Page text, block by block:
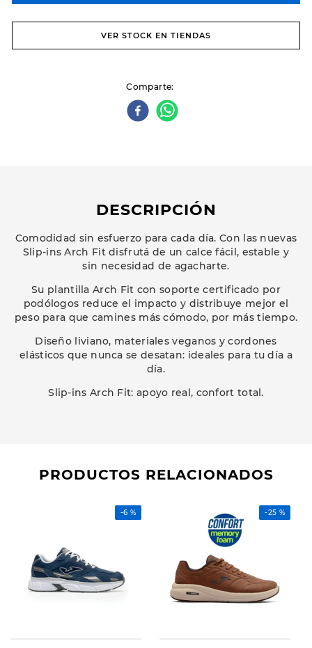
VER STOCK EN TIENDAS
Comparte
DESCRIPCIÓN
Comodidad sin esfuerzo para cada día. Con las nuevas
Slip-ins Arch Fit disfrutá de un calce fácil, estable y
sin necesidad de agacharte.
Su plantilla Arch Fit con soporte certificado por
podólogos reduce el impacto y distribuye mejor el
peso para que camines más cómodo, por más tiempo.
Diseño liviano, materiales veganos y cordones
elásticos que nunca se desatan: ideales para tu día a
día.
Slip-ins Arch Fit: apoyo real, confort total.
PRODUCTOS RELACIONADOS
-6 % -25 %